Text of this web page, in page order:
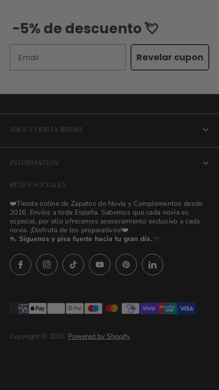
-5% de descuento 💘
Revelar cupon
REDES SOCIALES
❤️Tienda online de Zapatos de Novia y Complementos desde
2016. Envíos a toda España. Sabemos que cada novia es
especial, por ello ofrecemos asesoramiento exclusivo a cada
novia. ¡Disfruta de los preparativos!❤️
👠 Síguenos y pisa fuerte hacia tu gran día. ✨
ABOUT ODILIA BRIDAL
Search
contact us
Asesoras👰🏻24h 627 23 25 76
INFORMATION
⭐ Opiniones de Nuestras Novias 👰🏻
💒 Novias Reales 💍✨
🚚 Envío y Cambios
Política de Privacidad
Imágenes descargables
Politica de privacidad (prueba)
Copyright © 2026. Powered by Shopify